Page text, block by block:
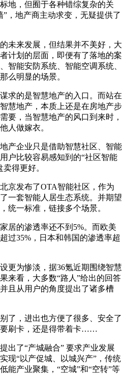
地，但囿于各种错综复杂的关
，地产商主动求变，无疑提供了
来发展，但结果并不美好，大
计划的层面，即便有了落地的案
智能安防系统、智能空调系统、
么明显的场景。
的是智慧地产的入口。而站在
慧地产，本质上还是在房地产步
要，当智慧地产的风口到来时，
人做嫁衣。
企业只是借助智慧社区、智能
户比较容易感知到的“社区智能
得更好。
发布了OTA智能社区，作为
一套智能人居生态系统。并期望
统一标准，链接多个场景。
的渗透率还不到5%。而欧美
过35%，日本和韩国的渗透率超
为惨淡，据36氪近期围绕智慧
来看，大多数“路人”给出的回答
且从用户的角度提出了诸多槽
，进出也方便了很多、安全了
刷卡，还是得带着卡……
了“产城融合” 要求产业发展
现“以产促城、以城兴产”，传统
能产业聚集，“空城”和“空转”等